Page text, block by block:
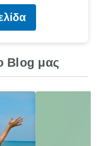
Blog μας